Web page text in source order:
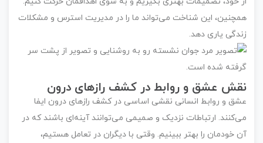
همچنین، این شناخت می‌تواند ما را در مدیریت استرس و مشکلات
زندگی یاری دهد.
نقش عشق و روابط در کشف رازهای درون
عشق و روابط انسانی نقشی اساسی در کشف رازهای درون ایفا
می‌کنند. ارتباطات نزدیک و صمیمی می‌توانند آینه‌ای باشند که در
آن خودمان را بهتر ببینیم. وقتی با دیگران در تعامل هستیم،